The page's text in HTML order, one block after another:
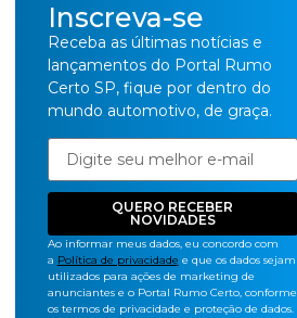
Inscreva-se
Receba as últimas notícias e
lançamentos do Portal Rumo
Certo SP, fique por dentro do
mundo automotivo, de graça.
QUERO RECEBER
NOVIDADES
Ao informar meus dados, eu concordo com
a Política de privacidade e que os dados sejam
utilizados para ações de marketing de
anunciantes e o Portal Rumo Certo, conforme
os termos de privacidade e proteção de dados.